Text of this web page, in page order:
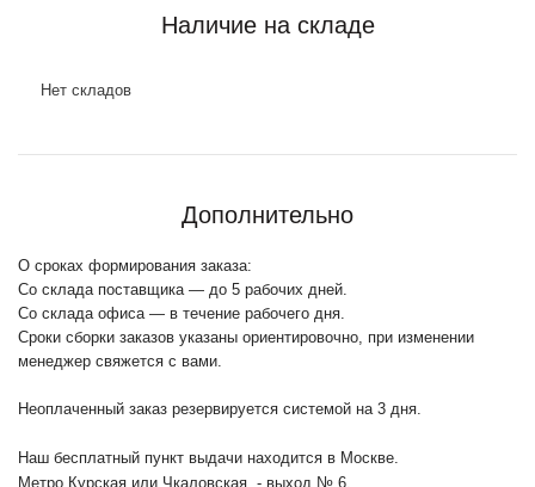
Наличие на складе
Нет складов
Дополнительно
О сроках формирования заказа:
Со склада поставщика — до 5 рабочих дней.
Со склада офиса — в течение рабочего дня.
Сроки сборки заказов указаны ориентировочно, при изменении
менеджер свяжется с вами.
Неоплаченный заказ резервируется системой на 3 дня.
Наш бесплатный пункт выдачи находится в Москве.
Метро Курская или Чкаловская - выход № 6.